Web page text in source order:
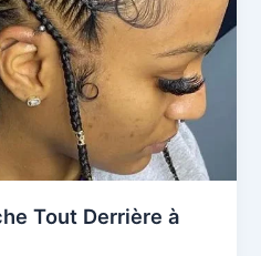
Tout Derrière à